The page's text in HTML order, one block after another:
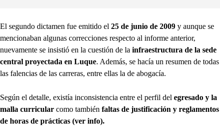
El segundo dictamen fue emitido el 25 de junio de 2009 y aunque se
mencionaban algunas correcciones respecto al informe anterior,
nuevamente se insistió en la cuestión de la infraestructura de la sede
central proyectada en Luque. Además, se hacía un resumen de todas
las falencias de las carreras, entre ellas la de abogacía.
Según el detalle, existía inconsistencia entre el perfil del egresado y la
malla curricular como también faltas de justificación y reglamentos
de horas de prácticas (ver info).